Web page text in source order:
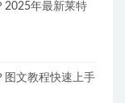
2025年最新莱特
图文教程快速上手